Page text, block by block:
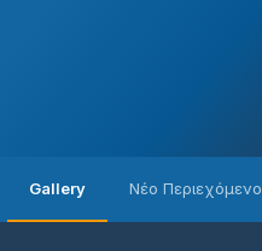
Gallery Νέο Περιεχόμενο